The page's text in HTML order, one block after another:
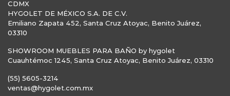
CDMX
HYGOLET DE MÉXICO S.A. DE C.V.
Emiliano Zapata 452, Santa Cruz Atoyac, Benito Juárez,
03310
SHOWROOM MUEBLES PARA BAÑO by hygolet
Cuauhtémoc 1245, Santa Cruz Atoyac, Benito Juárez, 03310
(55) 5605-3214
ventas@hygolet.com.mx